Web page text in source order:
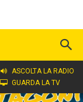
ASCOLTA LA RADIO
GUARDA LA TV